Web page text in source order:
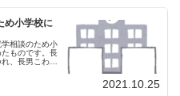
め小学校に
相談のため小
ものです。長
、長男こわい
2021.10.25